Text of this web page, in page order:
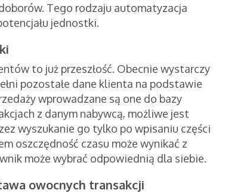
Tego rodzaju automatyzacja
jednostki.
to już przeszłość. Obecnie wystarczy
pozostałe dane klienta na podstawie
wprowadzane są one do bazy
z danym nabywcą, możliwe jest
wyszukanie go tylko po wpisaniu części
oszczędność czasu może wynikać z
może wybrać odpowiednią dla siebie.
owocnych transakcji